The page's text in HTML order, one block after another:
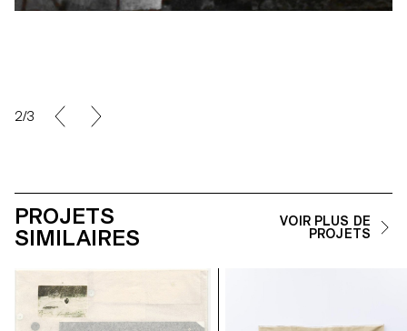
2/3
PROJETS
SIMILAIRES
VOIR PLUS DE
PROJETS